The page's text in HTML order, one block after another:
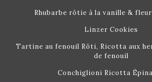
Rhubarbe rôtie à la vanille &
Linzer Cookies
Tartine au fenouil Rôti, Ricotta aux
de fenouil
Conchiglioni Ricotta